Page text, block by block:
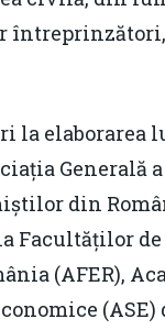
la elaborarea
Generală a
din
Facultăților
(AFER),
(ASE)